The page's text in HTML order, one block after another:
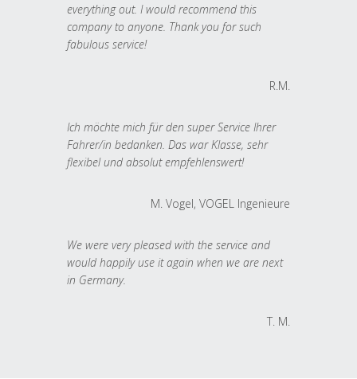
everything out. I would recommend this
company to anyone. Thank you for such
fabulous service!
R.M.
Ich möchte mich für den super Service Ihrer
Fahrer/in bedanken. Das war Klasse, sehr
flexibel und absolut empfehlenswert!
M. Vogel, VOGEL Ingenieure
We were very pleased with the service and
would happily use it again when we are next
in Germany.
T. M.